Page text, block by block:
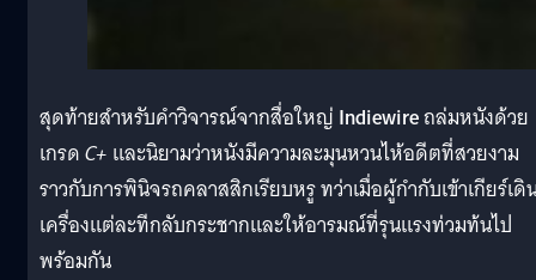
สุดท้ายสำหรับคำวิจารณ์จากสื่อใหญ่ Indiewireถล่มหนังด้วย
เกรดC+ และนิยามว่าหนังมีความละมุนหวนไห้อดีตที่สวยงาม
ราวกับการพินิจรถคลาสสิกเรียบหรู ทว่าเมื่อผู้กำกับเข้าเกียร์เดิ
เครื่องแต่ละทีกลับกระชากและให้อารมณ์ที่รุนแรงท่วมท้นไป
พร้อมกัน